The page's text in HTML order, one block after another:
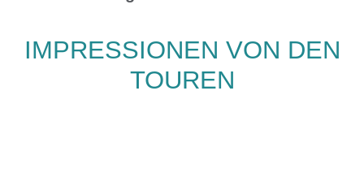
IMPRESSIONEN VON DEN
TOUREN